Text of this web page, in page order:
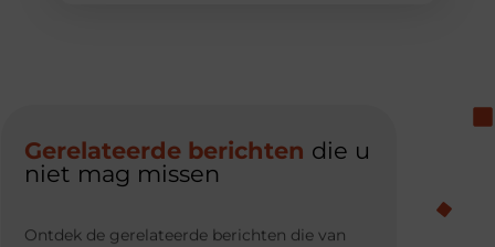
Gerelateerde berichten die u
niet mag missen
Ontdek de gerelateerde berichten die van